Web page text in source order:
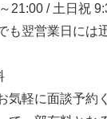
21:00 / 土日祝
も翌営業日には
軽に面談予約